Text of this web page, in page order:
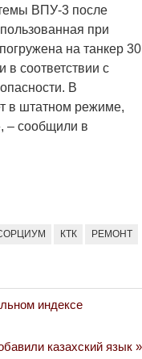
ВПУ-3 после
при
на танкер 30
соответствии с
В
в штатном режиме,
– сообщили в
КТК РЕМОНТ
индексе
казахский язык